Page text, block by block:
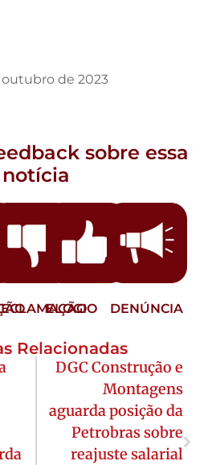
outubro de 2023
sobre essa
notícia
ELOGIO DENÚNCIA
Relacionadas
DGC Construção e
Montagens
aguarda posição da
Petrobras sobre
reajuste salarial